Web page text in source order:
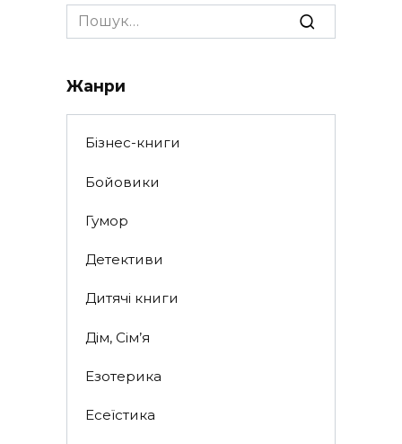
Search
for:
Жанри
Бізнес-книги
Бойовики
Гумор
Детективи
Дитячі книги
Дім, Сім’я
Езотерика
Есеїстика